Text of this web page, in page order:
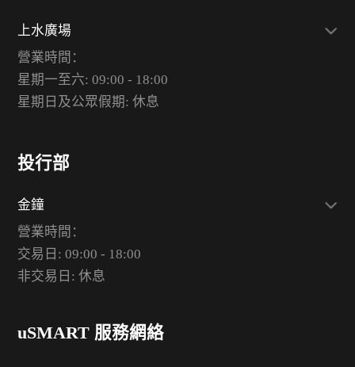
上水廣場
營業時間：
星期一至六: 09:00 - 18:00
星期日及公眾假期: 休息
投行部
金鐘
營業時間：
交易日: 09:00 - 18:00
非交易日: 休息
uSMART 服務網絡